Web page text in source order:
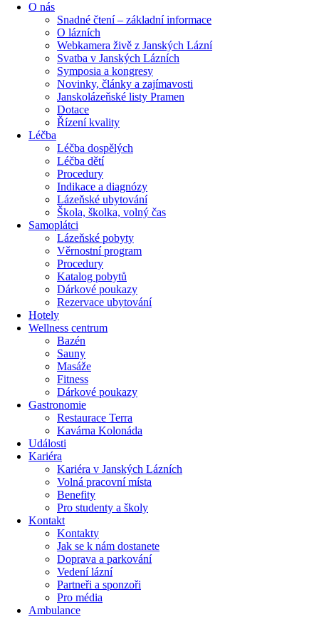
O nás
Snadné čtení – základní informace
O lázních
Webkamera živě z Janských Lázní
Svatba v Janských Lázních
Symposia a kongresy
Novinky, články a zajímavosti
Janskolázeňské listy Pramen
Dotace
Řízení kvality
Léčba
Léčba dospělých
Léčba dětí
Procedury
Indikace a diagnózy
Lázeňské ubytování
Škola, školka, volný čas
Samoplátci
Lázeňské pobyty
Věrnostní program
Procedury
Katalog pobytů
Dárkové poukazy​
Rezervace ubytování
Hotely
Wellness centrum
Bazén
Sauny
Masáže
Fitness
Dárkové poukazy​
Gastronomie
Restaurace Terra
Kavárna Kolonáda
Události
Kariéra
Kariéra v Janských Lázních
Volná pracovní místa
Benefity
Pro studenty a školy
Kontakt
Kontakty
Jak se k nám dostanete
Doprava a parkování
Vedení lázní
Partneři a sponzoři
Pro média
Ambulance